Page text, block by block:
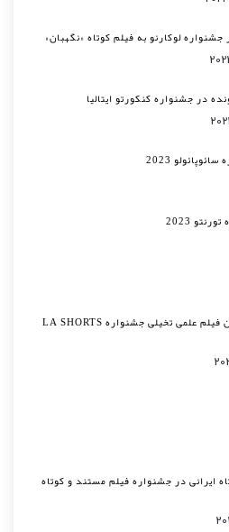
لوکارنو به فیلم کوتاه «نگهبان»
در جشنواره کنکورتو ایتالیا
2023
2023
رویاساز بهترین فیلم علمی تخیلی جشنواره LA SHORTS
ایرانی در جشنواره فیلم مستند و کوتاه